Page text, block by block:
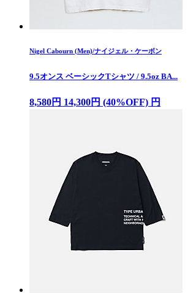
Nigel Cabourn (Men)/ナイジェル・ケーボン
9.5オンス ベーシックTシャツ / 9.5oz BA...
8,580円 14,300円 (40%OFF) 円